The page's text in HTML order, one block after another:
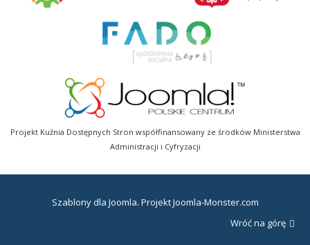
Projekt Kuźnia Dostępnych Stron współfinansowany ze środków Ministerstwa
Administracji i Cyfryzacji
Szablony dla Joomla. Projekt Joomla-Monster.com
Wróć na górę